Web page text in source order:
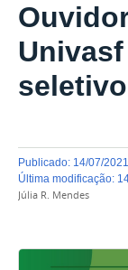
publicado: 14/07/
última modificação:
Júlia R. Mendes